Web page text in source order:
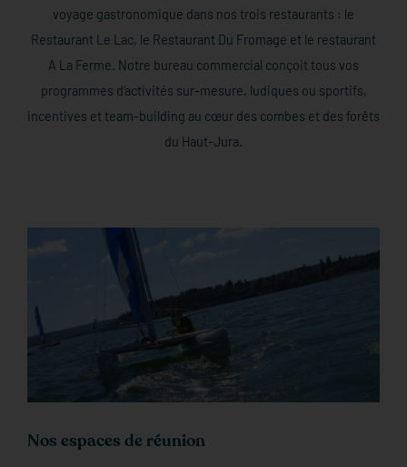
voyage gastronomique dans nos trois restaurants : le
Restaurant Le Lac, le Restaurant Du Fromage et le restaurant
A La Ferme. Notre bureau commercial conçoit tous vos
programmes d‘activités sur-mesure, ludiques ou sportifs,
incentives et team-building au cœur des combes et des forêts
du Haut-Jura.
Nos espaces de réunion